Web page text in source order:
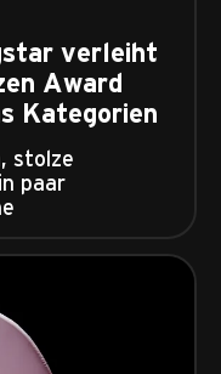
verleiht
Award
Kategorien
stolze
paar